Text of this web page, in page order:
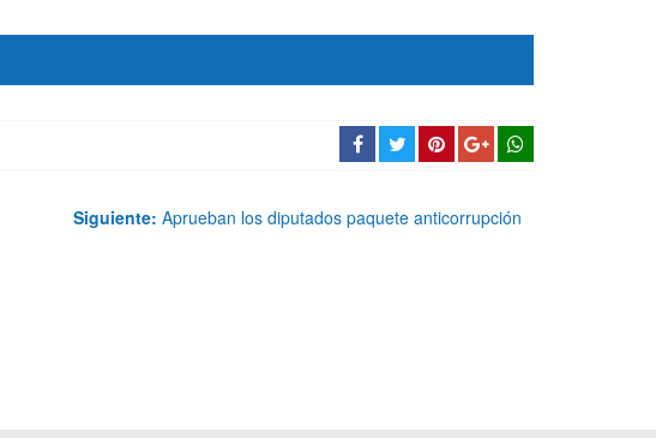
Siguiente: Aprueban los diputados paquete anticorrupción